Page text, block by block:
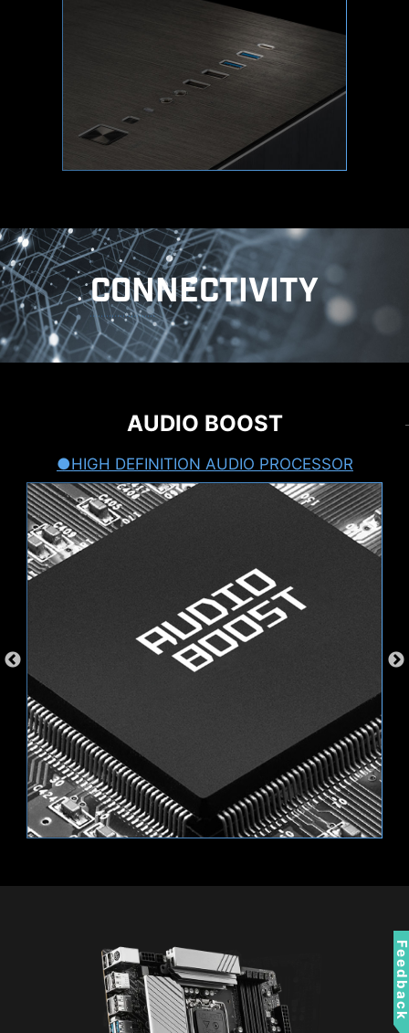
セキュリティ機能を搭載しており、ビジネスや日
常生活におけるあらゆるプライベートファイルを
保護することができます。
SECURE BOOT
セキュアブートとは、信頼できるソ
フトウェアのみを使用して機器を起
がUEFIファームウェアドライバ、EFI
アプリケーション、OSなどの各ブー
トソフトウェアの署名をチェックし
ます。署名が有効である間、PCは起
動します。
RESIZABLE BAR
Resizable BAR (Re-Size BAR)は、CPUがGPUの
の先進的な機能です。
CONNECTIVITY
NETWORKING
AUDIO BOOST
HIGH DEFINITION AUDIO PROCESSOR
EXTEND YOUR RGB EXPERIENCE
システムの装飾にまだ満足していませんか？
Mystic Lightを使用すれば、対応LEDパーツを増設
でき、システムをより魅力的に装飾することがで
きます。
RGB
HIGH-BANDWIDTH AND LOW-
高速で低遅延なネットワーク通信に対応し、快適
なネットワーク環境を構築できます。